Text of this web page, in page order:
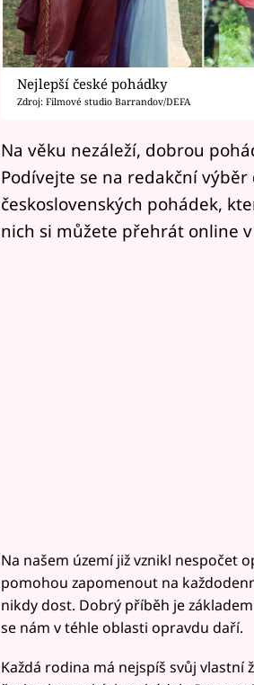
Nejlepší české pohádky
Zdroj: Filmové studio Barrandov/DEFA
Na věku nezáleží, dobrou
Podívejte se na redakční
československých pohádek,
nich si můžete přehrát online
Na našem území již vznikl nespočet
pomohou zapomenout na
nikdy dost. Dobrý příběh je
se nám v téhle oblasti opravdu daří.
Každá rodina má nejspíš svůj vlastní